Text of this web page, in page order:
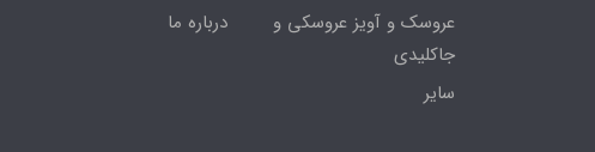
عروسک و آویز عروسکی و
جاکلیدی
سایر
درباره ما